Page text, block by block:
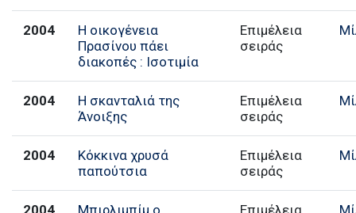
2004
Η οικογένεια
Πρασίνου πάει
διακοπές : Ισοτιμία
Επιμέλεια
σειράς
2004
Η σκανταλιά της
Άνοιξης
Επιμέλεια
σειράς
2004
Κόκκινα χρυσά
παπούτσια
Επιμέλεια
σειράς
2004
Μπιρλιμπίμ ο
Επιμέλεια